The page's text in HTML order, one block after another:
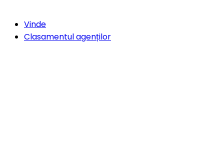
Vinde
Clasamentul agenților